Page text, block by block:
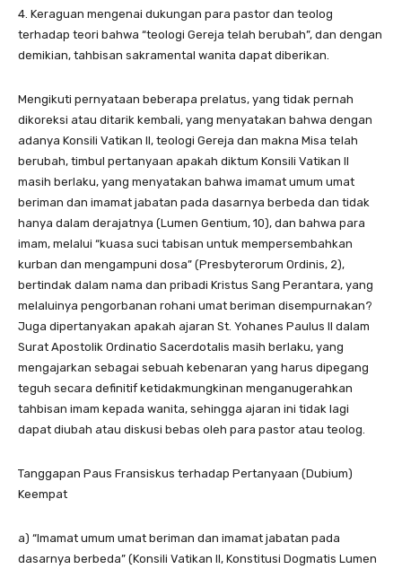
4. Keraguan mengenai dukungan para pastor dan teolog
terhadap teori bahwa “teologi Gereja telah berubah”, dan dengan
demikian, tahbisan sakramental wanita dapat diberikan.
Mengikuti pernyataan beberapa prelatus, yang tidak pernah
dikoreksi atau ditarik kembali, yang menyatakan bahwa dengan
adanya Konsili Vatikan II, teologi Gereja dan makna Misa telah
berubah, timbul pertanyaan apakah diktum Konsili Vatikan II
masih berlaku, yang menyatakan bahwa imamat umum umat
beriman dan imamat jabatan pada dasarnya berbeda dan tidak
hanya dalam derajatnya (Lumen Gentium, 10), dan bahwa para
imam, melalui “kuasa suci tabisan untuk mempersembahkan
kurban dan mengampuni dosa” (Presbyterorum Ordinis, 2),
bertindak dalam nama dan pribadi Kristus Sang Perantara, yang
melaluinya pengorbanan rohani umat beriman disempurnakan?
Juga dipertanyakan apakah ajaran St. Yohanes Paulus II dalam
Surat Apostolik Ordinatio Sacerdotalis masih berlaku, yang
mengajarkan sebagai sebuah kebenaran yang harus dipegang
teguh secara definitif ketidakmungkinan menganugerahkan
tahbisan imam kepada wanita, sehingga ajaran ini tidak lagi
dapat diubah atau diskusi bebas oleh para pastor atau teolog.
Tanggapan Paus Fransiskus terhadap Pertanyaan (Dubium)
Keempat
a) “Imamat umum umat beriman dan imamat jabatan pada
dasarnya berbeda” (Konsili Vatikan II, Konstitusi Dogmatis Lumen